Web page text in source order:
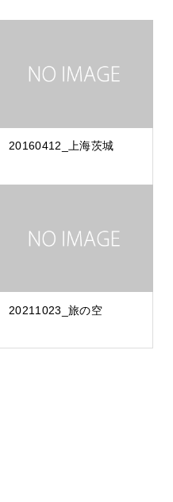
20160412_上海茨城
20211023_旅の空